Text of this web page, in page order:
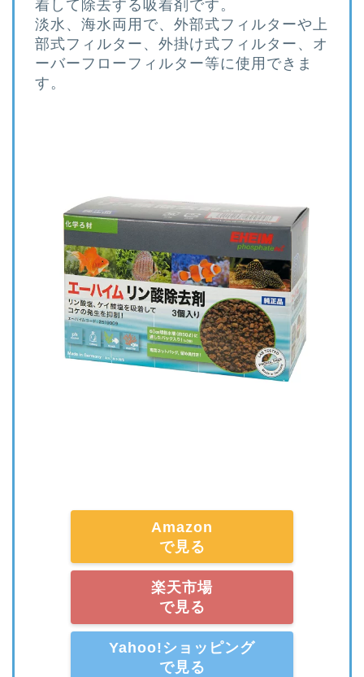
着して除去する吸着剤です。
淡水、海水両用で、外部式フィルターや上
部式フィルター、外掛け式フィルター、オ
ーバーフローフィルター等に使用できま
す。
Amazon
で見る
楽天市場
で見る
Yahoo!ショッピング
で見る